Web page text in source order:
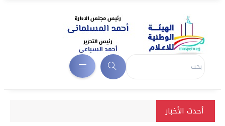
أحدث الأخبار